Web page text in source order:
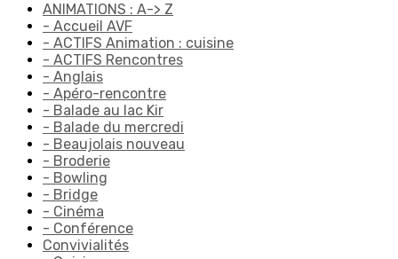
ANIMATIONS : A-> Z
- Accueil AVF
- ACTIFS Animation : cuisine
- ACTIFS Rencontres
- Anglais
- Apéro-rencontre
- Balade au lac Kir
- Balade du mercredi
- Beaujolais nouveau
- Broderie
- Bowling
- Bridge
- Cinéma
- Conférence
Convivialités